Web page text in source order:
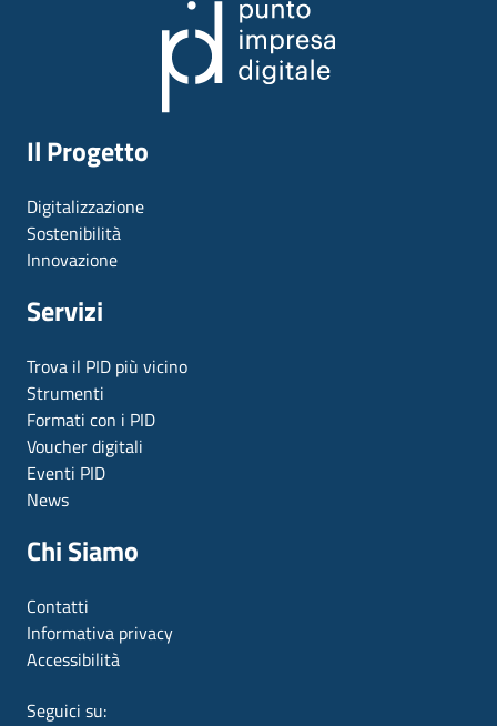
Il Progetto
Digitalizzazione
Sostenibilità
Innovazione
Servizi
Trova il PID più vicino
Strumenti
Formati con i PID
Voucher digitali
Eventi PID
News
Chi Siamo
Contatti
Informativa privacy
Accessibilità
Seguici su: